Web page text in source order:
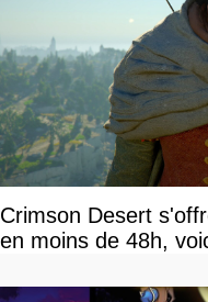
Crimson Desert
en moins de 48h,